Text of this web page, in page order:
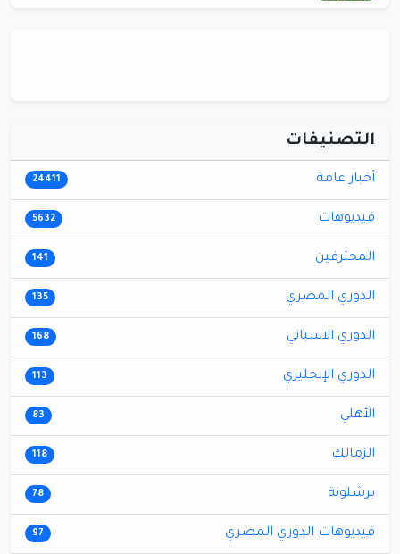
التصنيفات
أخبار عامة 24411
فيديوهات 5632
المحترفين 141
الدوري المصري 135
الدوري الاسباني 168
الدوري الإنجليزي 113
الأهلي 83
الزمالك 118
برشلونة 78
فيديوهات الدوري المصري 97